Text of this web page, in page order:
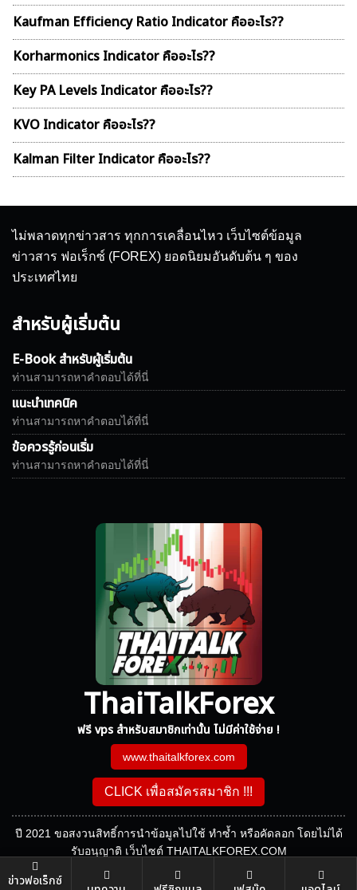
Kaufman Efficiency Ratio Indicator คืออะไร??
Korharmonics Indicator คืออะไร??
Key PA Levels Indicator คืออะไร??
KVO Indicator คืออะไร??
Kalman Filter Indicator คืออะไร??
ไม่พลาดทุกข่าวสาร ทุกการเคลื่อนไหว เว็บไซต์ข้อมูล
ข่าวสาร ฟอเร็กซ์ (FOREX) ยอดนิยมอันดับต้น ๆ ของ
ประเทศไทย
สำหรับผู้เริ่มต้น
E-Book สำหรับผู้เริ่มต้น
ท่านสามารถหาคำตอบได้ที่นี่
แนะนำเทคนิค
ท่านสามารถหาคำตอบได้ที่นี่
ข้อควรรู้ก่อนเริ่ม
ท่านสามารถหาคำตอบได้ที่นี่
ThaiTalkForex
ฟรี vps สำหรับสมาชิกเท่านั้น ไม่มีค่าใช้จ่าย !
www.thaitalkforex.com
CLICK เพื่อสมัครสมาชิก !!!
ปี 2021 ขอสงวนสิทธิ์การนำข้อมูลไปใช้ ทำซ้ำ หรือคัดลอก โดยไม่ได้
รับอนุญาติ เว็บไซต์ THAITALKFOREX.COM
ข่าวฟอเร็กซ์